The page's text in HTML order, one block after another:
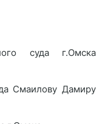
суда г.Омска
Смаилову Дамиру